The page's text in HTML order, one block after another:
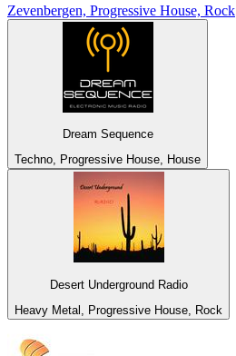
Zevenbergen, Progressive House, Rock
Dream Sequence
Techno, Progressive House, House
Desert Underground Radio
Heavy Metal, Progressive House, Rock